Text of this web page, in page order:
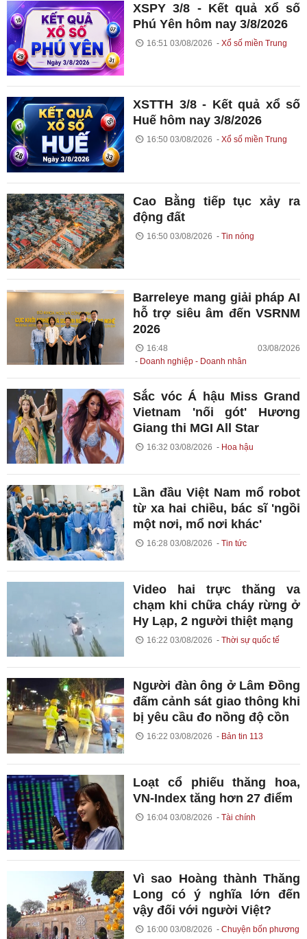
XSPY 3/8 - Kết quả xổ số
Phú Yên hôm nay 3/8/2026
16:51 03/08/2026 Xổ số miền Trung
XSTTH 3/8 - Kết quả xổ số
Huế hôm nay 3/8/2026
16:50 03/08/2026 Xổ số miền Trung
Cao Bằng tiếp tục xảy ra
động đất
16:50 03/08/2026 Tin nóng
Barreleye mang giải pháp AI
hỗ trợ siêu âm đến VSRNM
2026
16:48 03/08/2026
Doanh nghiệp - Doanh nhân
Sắc vóc Á hậu Miss Grand
Vietnam 'nối gót' Hương
Giang thi MGI All Star
16:32 03/08/2026 Hoa hậu
Lần đầu Việt Nam mổ robot
từ xa hai chiều, bác sĩ 'ngồi
một nơi, mổ nơi khác'
16:28 03/08/2026 Tin tức
Video hai trực thăng va
chạm khi chữa cháy rừng ở
Hy Lạp, 2 người thiệt mạng
16:22 03/08/2026 Thời sự quốc tế
Người đàn ông ở Lâm Đồng
đấm cảnh sát giao thông khi
bị yêu cầu đo nồng độ cồn
16:22 03/08/2026 Bản tin 113
Loạt cổ phiếu thăng hoa,
VN-Index tăng hơn 27 điểm
16:04 03/08/2026 Tài chính
Vì sao Hoàng thành Thăng
Long có ý nghĩa lớn đến
vậy đối với người Việt?
16:00 03/08/2026 Chuyện bốn phương